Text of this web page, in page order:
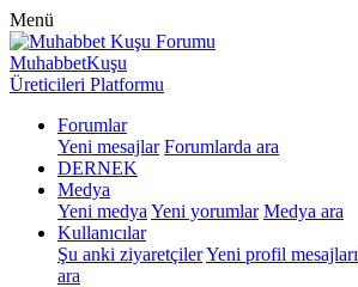
Menü
MuhabbetKuşu
Üreticileri Platformu
Forumlar
Yeni mesajlar Forumlarda ara
DERNEK
Medya
Yeni medya Yeni yorumlar Medya ara
Kullanıcılar
Şu anki ziyaretçilerYeni profil mesajları
ara